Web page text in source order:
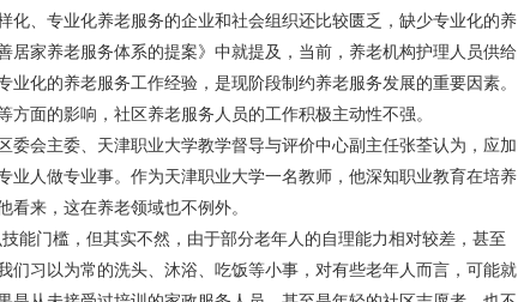
、专业化养老服务的企业和社会组织还比较匮乏，缺少专业化的养
居家养老服务体系的提案》中就提及，当前，养老机构护理人员供给
业化的养老服务工作经验，是现阶段制约养老服务发展的重要因素。
方面的影响， 社区养老服务人员的工作积极主动性不强。
会主委、天津职业大学教学督导与评价中心副主任张荃认为，应加
业人做专业事。作为天津职业大学一名教师，他深知职业教育在培养
看来，这在养老领域也不例外。
门槛，但其实不然，由于部分老年人的自理能力相对较差，甚至
们习以为常的洗头、沐浴、吃饭等小事，对有些老年人而言，可能就